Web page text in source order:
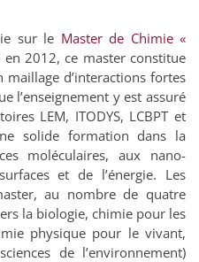
sur le Master de Chimie «
en 2012, ce master constitue
maillage d’interactions fortes
l’enseignement y est assuré
LEM, ITODYS, LCBPT et
solide formation dans la
moléculaires, aux nano-
et de l’énergie. Les
au nombre de quatre
la biologie, chimie pour les
physique pour le vivant,
de l’environnement)